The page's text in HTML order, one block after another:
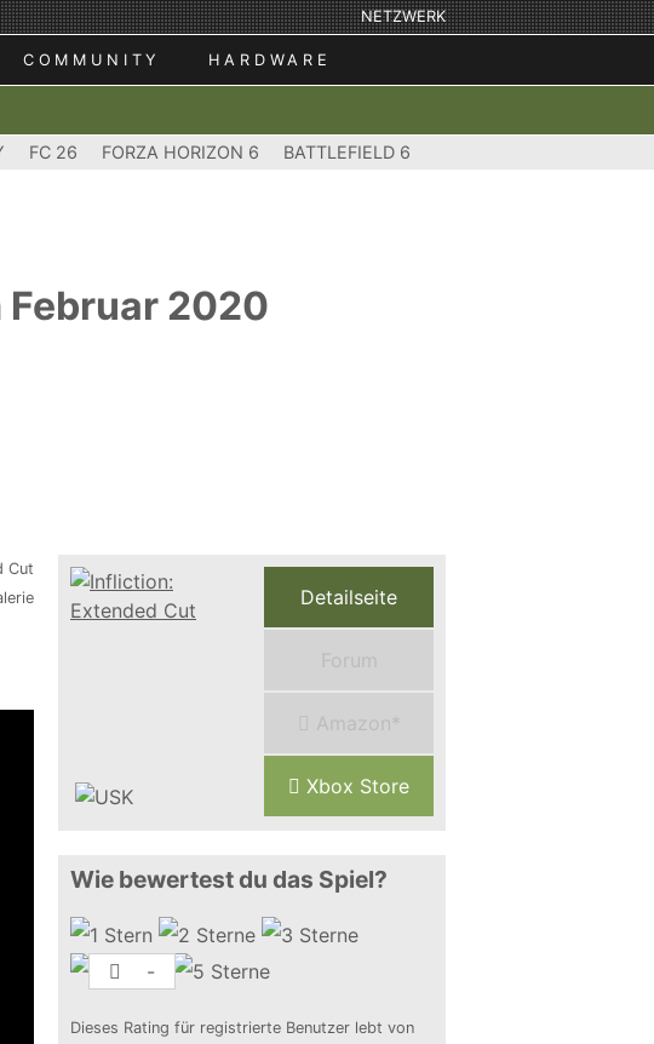
NETZWERK
COMMUNITY HARDWARE
FC 26 FORZA HORIZON 6 BATTLEFIELD 6
2020
Detailseite
Forum
Amazon*
Xbox Store
Wie bewertest du das Spiel?
-
Dieses Rating für registrierte Benutzer lebt von